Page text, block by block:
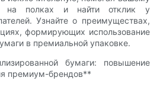
на полках и найти отклик у
Узнайте о преимуществах,
формирующих использование
в премиальной упаковке.
бумаги: повышение
премиум-брендов**